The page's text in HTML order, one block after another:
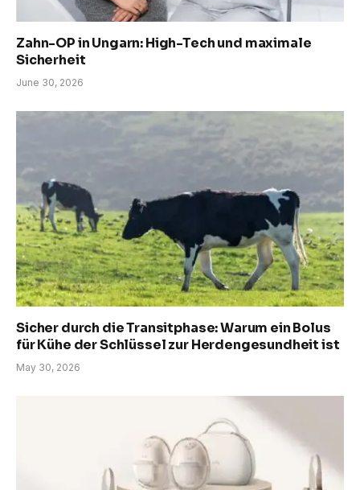
Zahn-OP in Ungarn: High-Tech und maximale
Sicherheit
June 30, 2026
Sicher durch die Transitphase: Warum ein Bolus
für Kühe der Schlüssel zur Herdengesundheit ist
May 30, 2026